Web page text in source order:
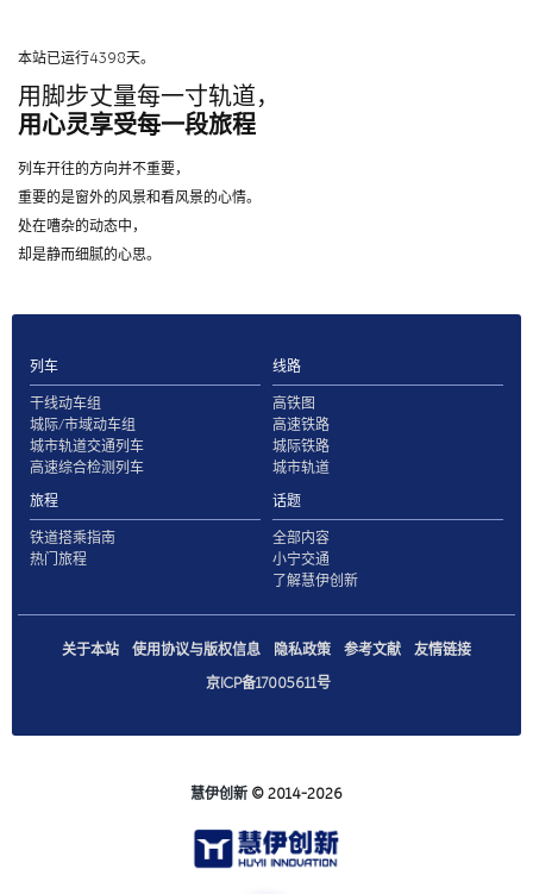
本站已运行4398天。
用脚步丈量每一寸轨道，
用心灵享受每一段旅程
列车开往的方向并不重要，
重要的是窗外的风景和看风景的心情。
处在嘈杂的动态中，
却是静而细腻的心思。
列车
干线动车组
城际/市域动车组
城市轨道交通列车
高速综合检测列车
线路
高铁图
高速铁路
城际铁路
城市轨道
旅程
铁道搭乘指南
热门旅程
话题
全部内容
小宁交通
了解慧伊创新
关于本站 使用协议与版权信息 隐私政策 参考文献
友情链接
京ICP备17005611号
慧伊创新 © 2014-2026